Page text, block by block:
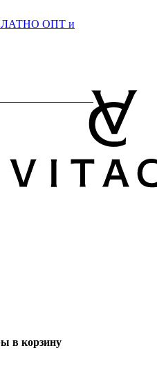
ОПТ и
в корзину